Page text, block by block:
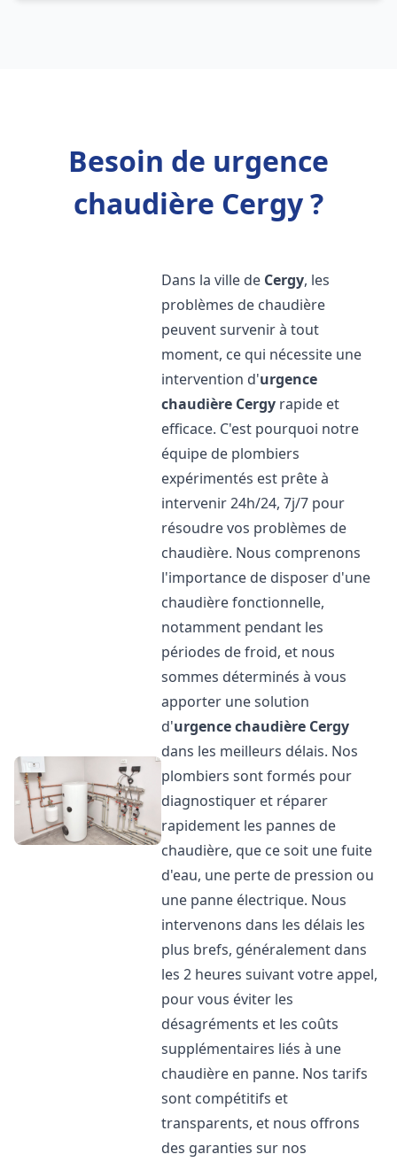
Besoin de urgence
chaudière Cergy ?
Dans la ville de Cergy, les
problèmes de chaudière
peuvent survenir à tout
moment, ce qui nécessite une
intervention d'urgence
chaudière Cergy rapide et
efficace. C'est pourquoi notre
équipe de plombiers
expérimentés est prête à
intervenir 24h/24, 7j/7 pour
résoudre vos problèmes de
chaudière. Nous comprenons
l'importance de disposer d'une
chaudière fonctionnelle,
notamment pendant les
périodes de froid, et nous
sommes déterminés à vous
apporter une solution
d'urgence chaudière Cergy
dans les meilleurs délais. Nos
plombiers sont formés pour
diagnostiquer et réparer
rapidement les pannes de
chaudière, que ce soit une fuite
d'eau, une perte de pression ou
une panne électrique. Nous
intervenons dans les délais les
plus brefs, généralement dans
les 2 heures suivant votre appel,
pour vous éviter les
désagréments et les coûts
supplémentaires liés à une
chaudière en panne. Nos tarifs
sont compétitifs et
transparents, et nous offrons
des garanties sur nos